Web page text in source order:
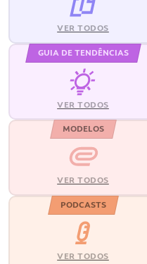
VER TODOS
GUIA DE TENDÊNCIAS
VER TODOS
MODELOS
VER TODOS
PODCASTS
VER TODOS